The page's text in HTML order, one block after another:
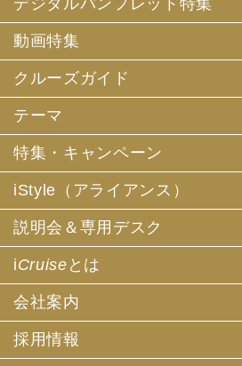
動画特集
クルーズガイド
テーマ
特集・キャンペーン
iStyle（アライアンス）
説明会＆専用デスク
iCruise とは
会社案内
採用情報